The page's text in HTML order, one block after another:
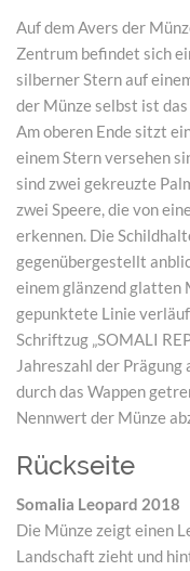
Auf dem Avers der
Zentrum befindet sich
silberner Stern auf
der Münze selbst ist
Am oberen Ende sitzt
einem Stern versehen
sind zwei gekreuzte
zwei Speere, die von
erkennen. Die
gegenübergestellt
einem glänzend glatten
gepunktete Linie
Schriftzug „SOMALI
Jahreszahl der Prägung
durch das Wappen
Nennwert der Münze
Rückseite
Somalia Leopard 2018
Die Münze zeigt einen
Landschaft zieht und